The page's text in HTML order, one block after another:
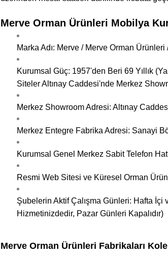
Merve Orman Ürünleri Mobilya
Marka Adı: Merve / Merve Orman
Kurumsal Güç: 1957'den Beri 69 Yıllık
Siteler Altınay Caddesi'nde Merkez
Merkez Showroom Adresi: Altınay
Merkez Entegre Fabrika Adresi: Sanayi
Kurumsal Genel Merkez Sabit Telefon
Resmi Web Sitesi ve Küresel Orman
Şubelerin Aktif Çalışma Günleri: Hafta
Hizmetinizdedir, Pazar Günleri Kapalıdır)
Merve Orman Ürünleri Fabrikaları